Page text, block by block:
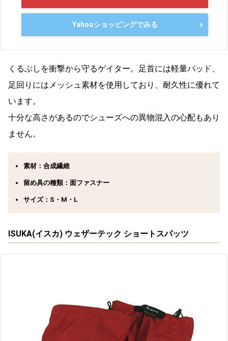
Yahooショッピングでみる
くるぶしを衝撃から守るゲイター。足首には軽量パッド、
足回りにはメッシュ素材を使用しており、耐久性に優れて
います。
十分な高さがあるのでシューズへの異物混入の心配もあり
ません。
素材：合成繊維
留め具の種類：面ファスナー
サイズ：S・M・L
ISUKA(イスカ) ウェザーテック ショートスパッツ